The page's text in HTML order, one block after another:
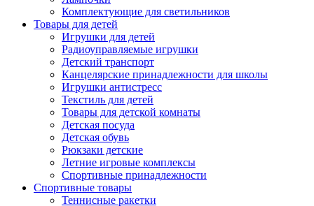
Комплектующие для светильников
Товары для детей
Игрушки для детей
Радиоуправляемые игрушки
Детский транспорт
Канцелярские принадлежности для школы
Игрушки антистресс
Текстиль для детей
Товары для детской комнаты
Детская посуда
Детская обувь
Рюкзаки детские
Летние игровые комплексы
Спортивные принадлежности
Спортивные товары
Теннисные ракетки